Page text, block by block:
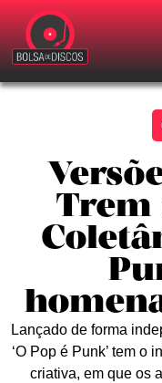
Trem
Lançado de forma
‘O Pop é Punk’ tem o
criativa, em que os